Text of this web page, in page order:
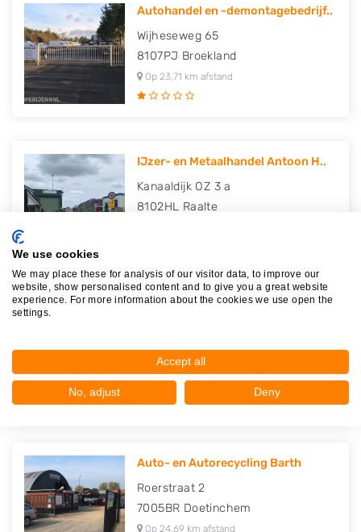
Autohandel en -demontagebedrijf..
Wijheseweg 65
8107PJ Broekland
Op 23,71 km afstand
IJzer- en Metaalhandel Antoon H..
Kanaaldijk OZ 3 a
8102HL Raalte
6903PB Zevenaar
Op 24,38 km afstand
Auto- en Autorecycling Barth
Roerstraat 2
7005BR Doetinchem
Op 24,69 km afstand
We use cookies
We may place these for analysis of our visitor data, to improve our
website, show personalised content and to give you a great website
experience. For more information about the cookies we use open the
settings.
Accept all
No, adjust Deny